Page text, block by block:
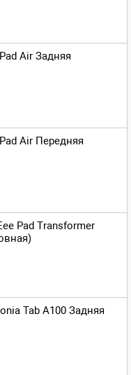
Air Задняя
Air Передняя
Pad Transformer
Tab A100 Задняя